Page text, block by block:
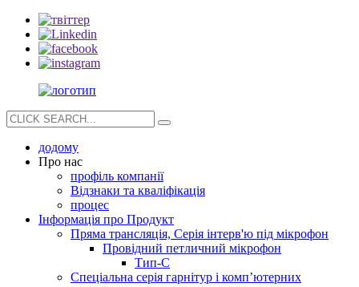
додому
Про нас
профіль компанії
Відзнаки та кваліфікація
процес
Інформація про Продукт
Пряма трансляція, Серія інтерв'ю під мікрофон
Провідний петличний мікрофон
Тип-C
Спеціальна серія гарнітур і комп’ютерних